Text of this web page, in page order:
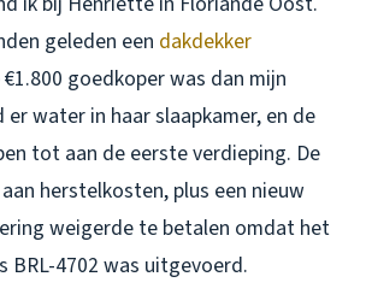
geleden een dakdekker
goedkoper was dan mijn
water in haar slaapkamer, en de
tot aan de eerste verdieping. De
herstelkosten, plus een nieuw
weigerde te betalen omdat het
BRL-4702 was uitgevoerd.